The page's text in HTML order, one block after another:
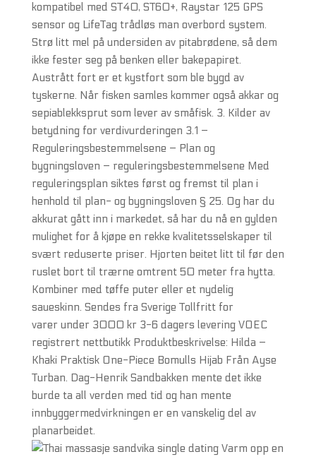
kompatibel med ST40, ST60+, Raystar 125 GPS
sensor og LifeTag trådløs man overbord system.
Strø litt mel på undersiden av pitabrødene, så dem
ikke fester seg på benken eller bakepapiret.
Austrått fort er et kystfort som ble bygd av
tyskerne. Når fisken samles kommer også akkar og
sepiablekksprut som lever av småfisk. 3. Kilder av
betydning for verdivurderingen 3.1 –
Reguleringsbestemmelsene – Plan og
bygningsloven – reguleringsbestemmelsene Med
reguleringsplan siktes først og fremst til plan i
henhold til plan- og bygningsloven § 25. Og har du
akkurat gått inn i markedet, så har du nå en gylden
mulighet for å kjøpe en rekke kvalitetsselskaper til
svært reduserte priser. Hjorten beitet litt til før den
ruslet bort til trærne omtrent 50 meter fra hytta.
Kombiner med tøffe puter eller et nydelig
saueskinn. Sendes fra Sverige Tollfritt for
varer under 3000 kr 3-6 dagers levering VOEC
registrert nettbutikk Produktbeskrivelse: Hilda –
Khaki Praktisk One-Piece Bomulls Hijab Från Ayse
Turban. Dag-Henrik Sandbakken mente det ikke
burde ta all verden med tid og han mente
innbyggermedvirkningen er en vanskelig del av
planarbeidet.
Varm opp en